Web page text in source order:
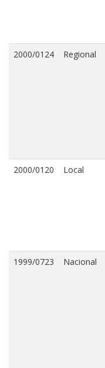
2000/0124 Regional
2000/0120 Local
1999/0723 Nacional